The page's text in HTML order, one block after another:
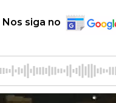
Nos siga no